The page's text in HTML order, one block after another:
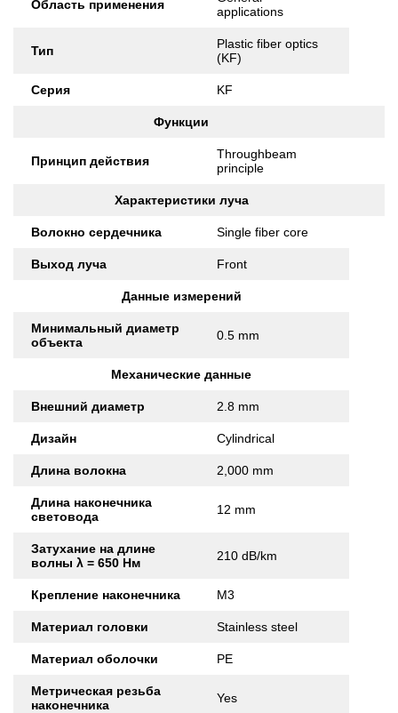
Область применения
applications
Тип
Plastic fiber optics
(KF)
Серия KF
Функции
Принцип действия
Throughbeam
principle
Характеристики луча
Волокно сердечника Single fiber core
Выход луча Front
Данные измерений
Минимальный диаметр
объекта
0.5 mm
Механические данные
Внешний диаметр 2.8 mm
Дизайн Cylindrical
Длина волокна 2,000 mm
Длина наконечника
световода
12 mm
Затухание на длине
волны λ = 650 Нм
210 dB/km
Крепление наконечника M3
Материал головки Stainless steel
Материал оболочки PE
Метрическая резьба
наконечника
Yes